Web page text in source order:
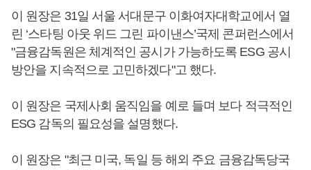
이 원장은 31일 서울 서대문구 이화여자대학교에서 열
린 ‘스타팅 아웃 위드 그린 파이낸스’국제 콘퍼런스에서
"금융감독원은 체계적인 공시가 가능하도록 ESG 공시
방안을 지속적으로 고민하겠다"고 했다.
이 원장은 국제사회 움직임을 예로 들며 보다 적극적인
ESG 감독의 필요성을 설명했다.
이 원장은 "최근 미국, 독일 등 해외 주요 금융감독당국